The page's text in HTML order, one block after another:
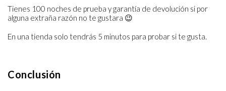
Tienes 100 noches de prueba y garantía de devolución si por
alguna extraña razón no te gustara 😉
En una tienda solo tendrás 5 minutos para probar si te gusta.
Conclusión